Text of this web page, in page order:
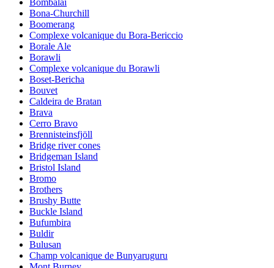
Bona-Churchill
Boomerang
Complexe volcanique du Bora-Bericcio
Borale Ale
Borawli
Complexe volcanique du Borawli
Boset-Bericha
Bouvet
Caldeira de Bratan
Brava
Cerro Bravo
Brennisteinsfjöll
Bridge river cones
Bridgeman Island
Bristol Island
Bromo
Brothers
Brushy Butte
Buckle Island
Bufumbira
Buldir
Bulusan
Champ volcanique de Bunyaruguru